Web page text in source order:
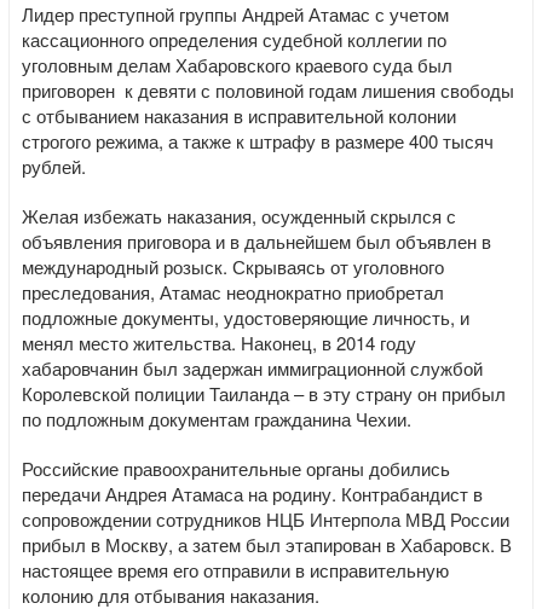
Лидер преступной группы Андрей Атамас с учетом
кассационного определения судебной коллегии по
уголовным делам Хабаровского краевого суда был
приговорен к девяти с половиной годам лишения свободы
с отбыванием наказания в исправительной колонии
строгого режима, а также к штрафу в размере 400 тысяч
рублей.
Желая избежать наказания, осужденный скрылся с
объявления приговора и в дальнейшем был объявлен в
международный розыск. Скрываясь от уголовного
преследования, Атамас неоднократно приобретал
подложные документы, удостоверяющие личность, и
менял место жительства. Наконец, в 2014 году
хабаровчанин был задержан иммиграционной службой
Королевской полиции Таиланда – в эту страну он прибыл
по подложным документам гражданина Чехии.
Российские правоохранительные органы добились
передачи Андрея Атамаса на родину. Контрабандист в
сопровождении сотрудников НЦБ Интерпола МВД России
прибыл в Москву, а затем был этапирован в Хабаровск. В
настоящее время его отправили в исправительную
колонию для отбывания наказания.